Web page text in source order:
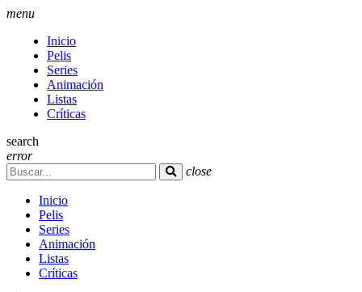
menu
Inicio
Pelis
Series
Animación
Listas
Críticas
search
error
close
Inicio
Pelis
Series
Animación
Listas
Críticas